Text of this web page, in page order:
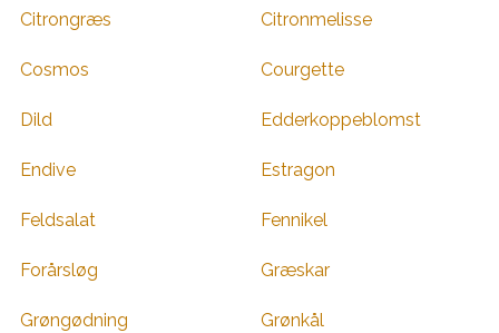
Citrongræs Citronmelisse
Cosmos Courgette
Dild Edderkoppeblomst
Endive Estragon
Feldsalat Fennikel
Forårsløg Græskar
Grøngødning Grønkål